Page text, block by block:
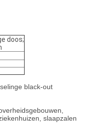
doos;
black-out
slaapzalen